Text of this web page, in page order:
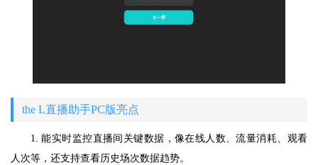
the L直播助手PC版亮点
1. 能实时监控直播间关键数据，像在线人数、流量消耗、观看
人次等，还支持查看历史场次数据趋势。